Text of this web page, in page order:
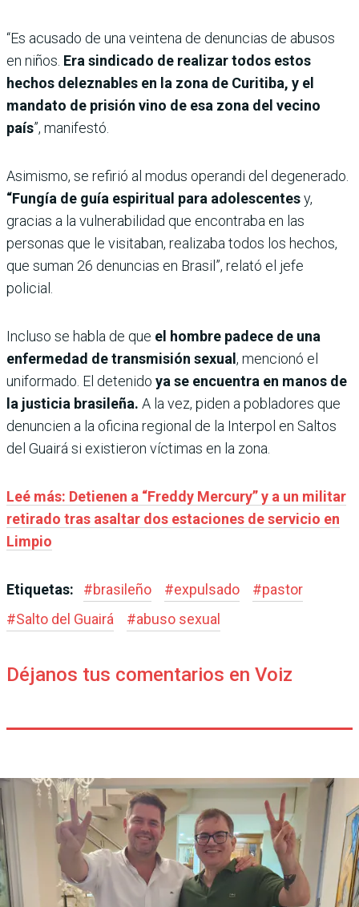
“Es acusado de una veintena de denuncias de abusos
en niños. Era sindicado de realizar todos estos
hechos deleznables en la zona de Curitiba, y el
mandato de prisión vino de esa zona del vecino
país”, manifestó.
Asimismo, se refirió al modus operandi del degenerado.
“Fungía de guía espiritual para adolescentesy,
gracias a la vulnerabilidad que encontraba en las
personas que le visitaban, realizaba todos los hechos,
que suman 26 denuncias en Brasil”, relató el jefe
policial.
Incluso se habla de que el hombre padece de una
enfermedad de transmisión sexual , mencionó el
uniformado. El detenido ya se encuentra en manos de
la justicia brasileña. A la vez, piden a pobladores que
denuncien a la oficina regional de la Interpol en Saltos
del Guairá si existieron víctimas en la zona.
Leé más: Detienen a “Freddy Mercury” y a un militar
retirado tras asaltar dos estaciones de servicio en
Limpio
Etiquetas: #brasileño #expulsado #pastor
#Salto del Guairá #abuso sexual
Déjanos tus comentarios en Voiz